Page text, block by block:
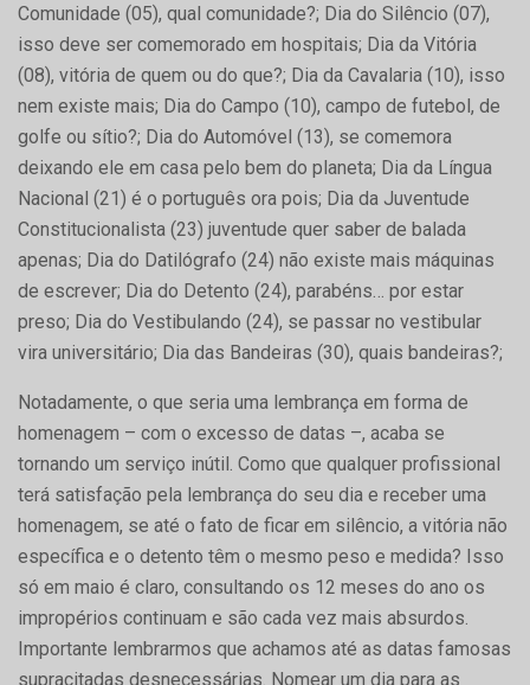
Comunidade (05), qual comunidade?; Dia do Silêncio (07),
isso deve ser comemorado em hospitais; Dia da Vitória
(08), vitória de quem ou do que?; Dia da Cavalaria (10), isso
nem existe mais; Dia do Campo (10), campo de futebol, de
golfe ou sítio?; Dia do Automóvel (13), se comemora
deixando ele em casa pelo bem do planeta; Dia da Língua
Nacional (21) é o português ora pois; Dia da Juventude
Constitucionalista (23) juventude quer saber de balada
apenas; Dia do Datilógrafo (24) não existe mais máquinas
de escrever; Dia do Detento (24), parabéns… por estar
preso; Dia do Vestibulando (24), se passar no vestibular
vira universitário; Dia das Bandeiras (30), quais bandeiras?;
Notadamente, o que seria uma lembrança em forma de
homenagem – com o excesso de datas –, acaba se
tornando um serviço inútil. Como que qualquer profissional
terá satisfação pela lembrança do seu dia e receber uma
homenagem, se até o fato de ficar em silêncio, a vitória não
específica e o detento têm o mesmo peso e medida? Isso
só em maio é claro, consultando os 12 meses do ano os
impropérios continuam e são cada vez mais absurdos.
Importante lembrarmos que achamos até as datas famosas
supracitadas desnecessárias. Nomear um dia para as